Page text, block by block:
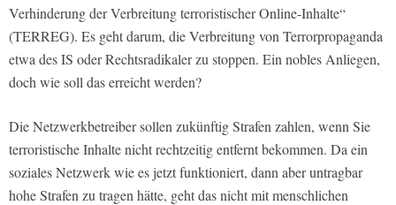
Verhinderung der Verbreitung terroristischer Online-Inhalte“
(TERREG). Es geht darum, die Verbreitung von Terrorpropaganda
etwa des IS oder Rechtsradikaler zu stoppen. Ein nobles Anliegen,
doch wie soll das erreicht werden?
Die Netzwerkbetreiber sollen zukünftig Strafen zahlen, wenn Sie
terroristische Inhalte nicht rechtzeitig entfernt bekommen. Da ein
soziales Netzwerk wie es jetzt funktioniert, dann aber untragbar
hohe Strafen zu tragen hätte, geht das nicht mit menschlichen